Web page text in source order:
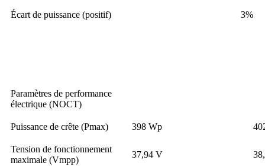
Écart de puissance (positif) 3%
Paramètres de performance
électrique (NOCT)
Puissance de crête (Pmax) 398 Wp
Tension de fonctionnement
maximale (Vmpp)
37,94 V